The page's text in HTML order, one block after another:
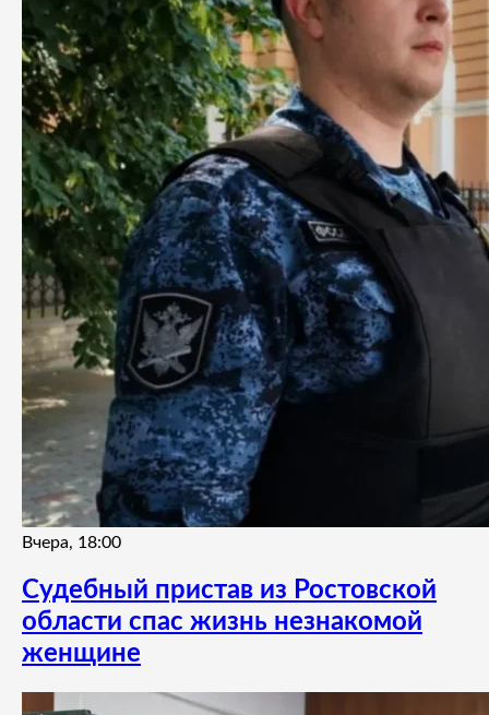
Вчера, 18:00
Судебный пристав из Ростовской
области спас жизнь незнакомой
женщине